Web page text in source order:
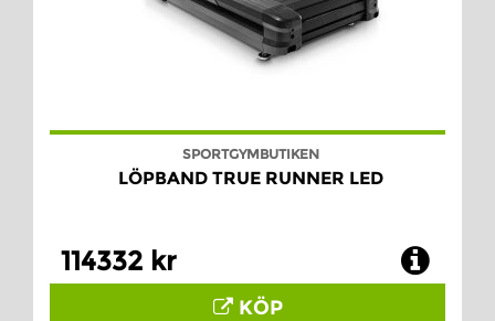
SPORTGYMBUTIKEN
LÖPBAND TRUE RUNNER LED
114332 kr
KÖP